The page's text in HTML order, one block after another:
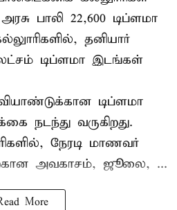
பாலி 22,600 டிப்ளமா
தனியார்
லட்சம் டிப்ளமா இடங்கள்
டிப்ளமா
நடந்து வருகிறது.
நேரடி மாணவர்
அவகாசம், ஜூலை, ...
More